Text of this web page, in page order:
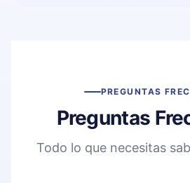
PREGUNTAS
Preguntas
Todo lo que necesitas